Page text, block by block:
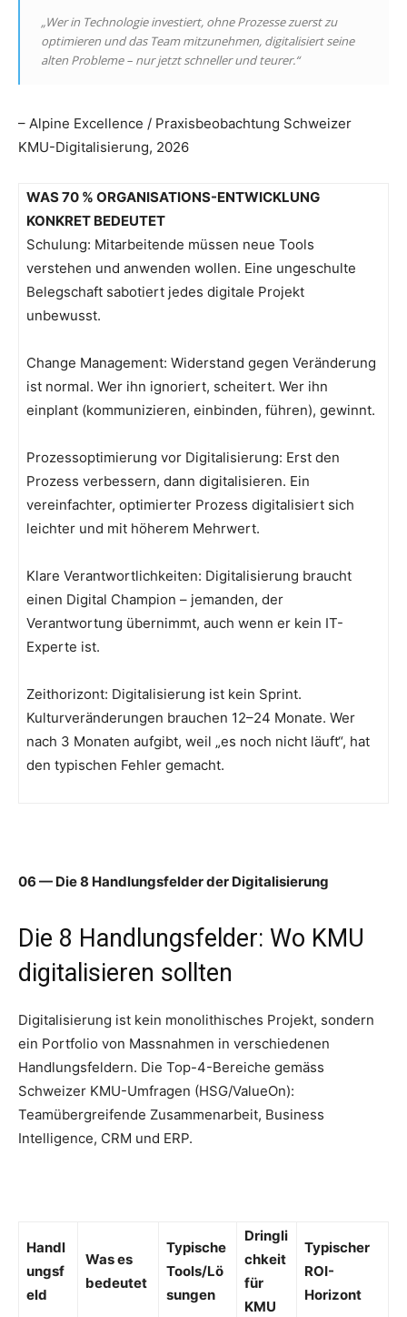
„Wer in Technologie investiert, ohne Prozesse zuerst zu
optimieren und das Team mitzunehmen, digitalisiert seine
alten Probleme – nur jetzt schneller und teurer.“
– Alpine Excellence / Praxisbeobachtung Schweizer
KMU-Digitalisierung, 2026
WAS 70 % ORGANISATIONS-ENTWICKLUNG
KONKRET BEDEUTET
Schulung: Mitarbeitende müssen neue Tools
verstehen und anwenden wollen. Eine ungeschulte
Belegschaft sabotiert jedes digitale Projekt
unbewusst.
Change Management: Widerstand gegen Veränderung
ist normal. Wer ihn ignoriert, scheitert. Wer ihn
einplant (kommunizieren, einbinden, führen), gewinnt.
Prozessoptimierung vor Digitalisierung: Erst den
Prozess verbessern, dann digitalisieren. Ein
vereinfachter, optimierter Prozess digitalisiert sich
leichter und mit höherem Mehrwert.
Klare Verantwortlichkeiten: Digitalisierung braucht
einen Digital Champion – jemanden, der
Verantwortung übernimmt, auch wenn er kein IT-
Experte ist.
Zeithorizont: Digitalisierung ist kein Sprint.
Kulturveränderungen brauchen 12–24 Monate. Wer
nach 3 Monaten aufgibt, weil „es noch nicht läuft“, hat
den typischen Fehler gemacht.
06 — Die 8 Handlungsfelder der Digitalisierung
Die 8 Handlungsfelder: Wo KMU
digitalisieren sollten
Digitalisierung ist kein monolithisches Projekt, sondern
ein Portfolio von Massnahmen in verschiedenen
Handlungsfeldern. Die Top-4-Bereiche gemäss
Schweizer KMU-Umfragen (HSG/ValueOn):
Teamübergreifende Zusammenarbeit, Business
Intelligence, CRM und ERP.
Handl
ungsf
eld
Was es
bedeutet
Typische
Tools/Lö
sungen
Dringli
chkeit
für
KMU
Typischer
ROI-
Horizont